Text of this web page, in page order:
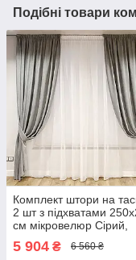
Подібні товари
Комплект штори на
2 шт з підхватами
см мікровелюр Сірий,
5 904 ₴ 6 560 ₴